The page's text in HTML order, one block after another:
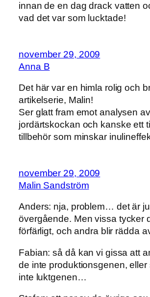
innan de en dag drack vatten
vad det var som lucktade!
november 29, 2009
Anna B
Det här var en himla rolig och
artikelserie, Malin!
Ser glatt fram emot analysen av
jordärtskockan och kanske ett
tillbehör som minskar
november 29, 2009
Malin Sandström
Anders: nja, problem… det är
övergående. Men vissa tycker
förfärligt, och andra blir rädda
Fabian: så då kan vi gissa att
de inte produktionsgenen, eller
inte luktgenen…